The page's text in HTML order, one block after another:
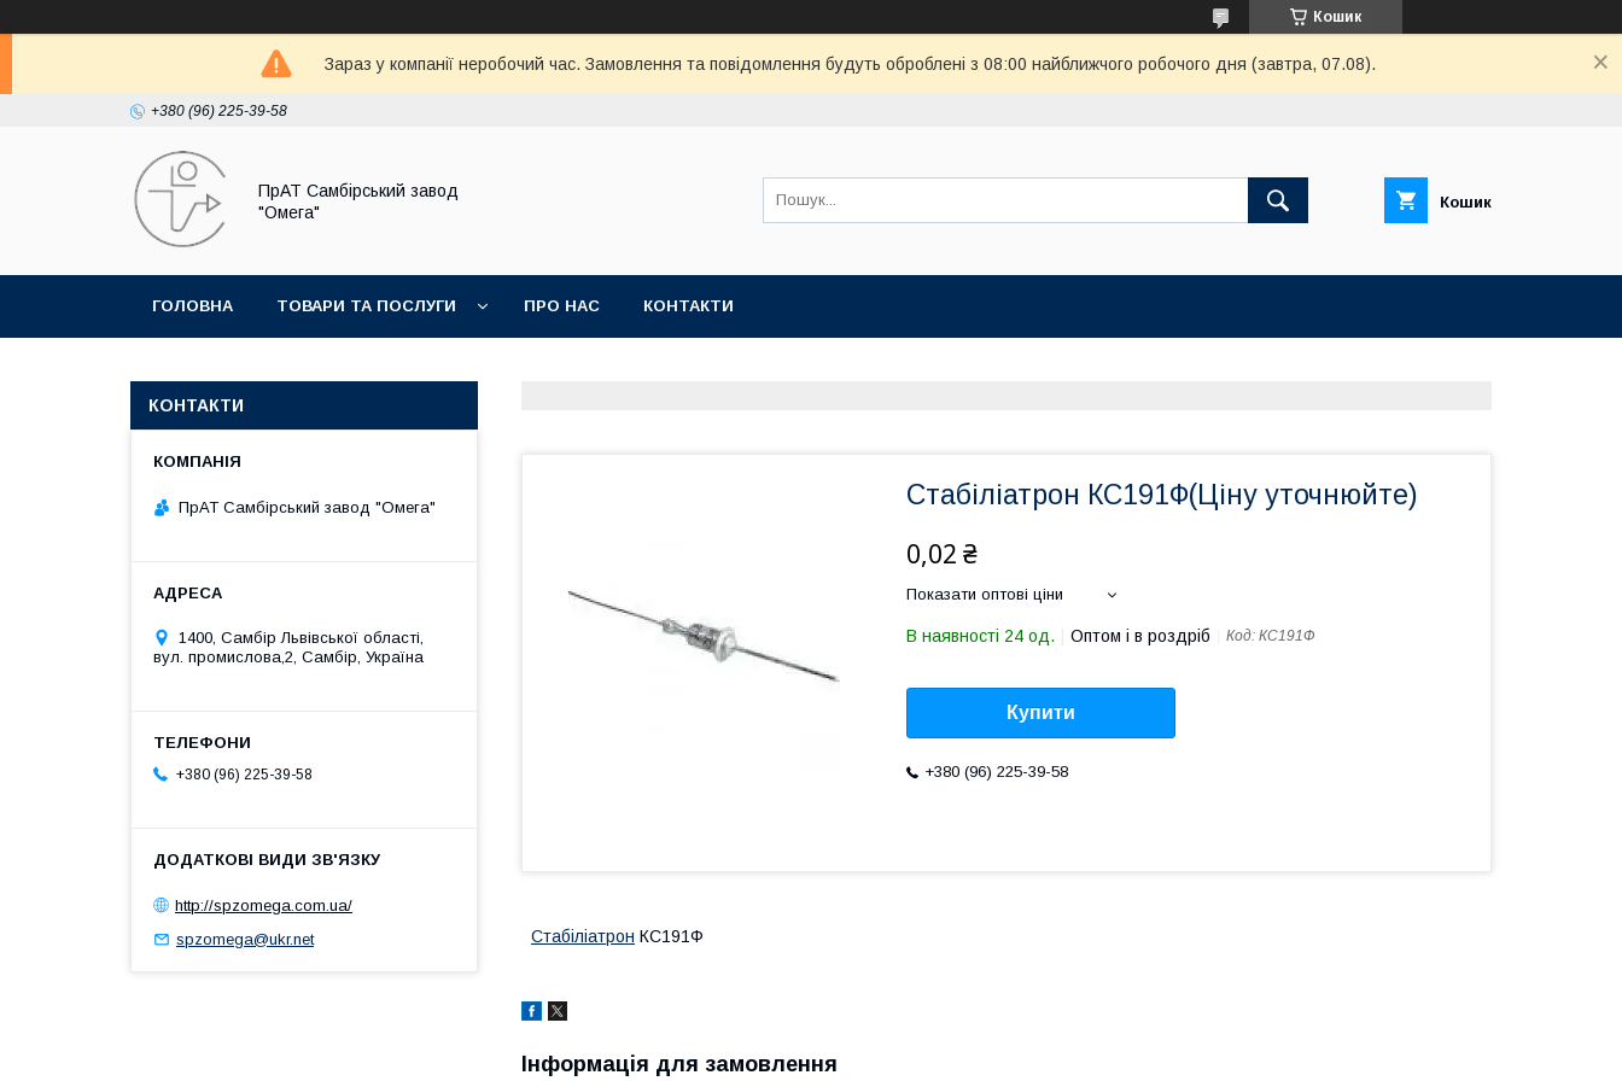
Кошик
Зараз у компанії неробочий час. Замовлення та повідомлення будуть оброблені з 08:00 найближчого робочого дня (завтра, 07.08).
+380 (96) 225-39-58
ПрАТ Самбірський завод
"Омега"
Кошик
ГОЛОВНА ТОВАРИ ТА ПОСЛУГИ ПРО НАС КОНТАКТИ
Стабіліатрон КС191Ф(Ціну уточнюйте)
0,02 ₴
Показати оптові ціни
В наявності 24 од. Оптом і в роздріб Код: КС191Ф
Купити
+380 (96) 225-39-58
Стабіліатрон КС191Ф
Інформація для замовлення
КОНТАКТИ
ПрАТ Самбірський завод "Омега"
1400, Самбір Львівської області,
вул. промислова,2, Самбір, Україна
+380 (96) 225-39-58
http://spzomega.com.ua/
spzomega@ukr.net